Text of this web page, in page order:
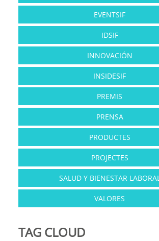
EVENTSIF
IDSIF
INNOVACIÓN
INSIDESIF
PREMIS
PRENSA
PRODUCTES
PROJECTES
SALUD Y BIENESTAR LABORAL
VALORES
TAG CLOUD